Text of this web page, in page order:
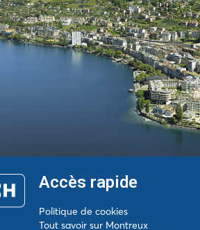
Accès rapide
Politique de cookies
Tout savoir sur Montreux